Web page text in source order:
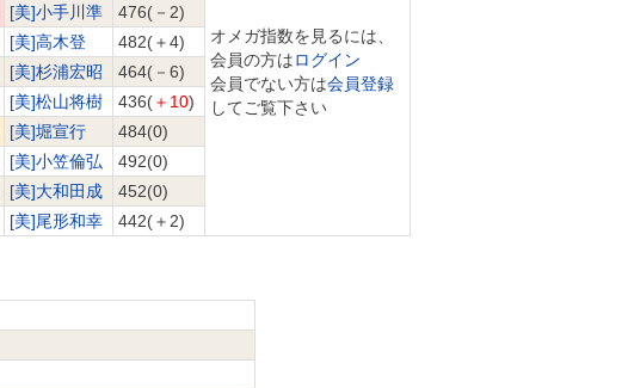
オメガ指数を見るには、
会員の方はログイン
会員でない方は会員登録
してご覧下さい
[美]小手川準
476(－2)
[美]高木登
482(＋4)
[美]杉浦宏昭
464(－6)
[美]松山将樹 436(＋10)
[美]堀宣行
484(0)
[美]小笠倫弘
492(0)
[美]大和田成
452(0)
[美]尾形和幸 442(＋2)